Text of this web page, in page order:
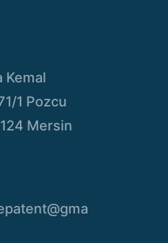
Kemal
1 Pozcu
Mersin